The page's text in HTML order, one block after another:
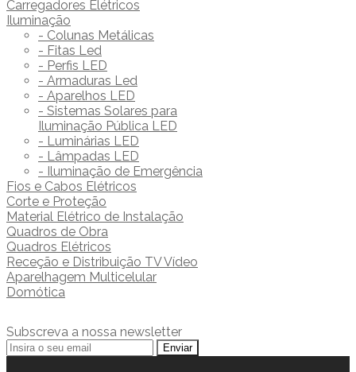
Carregadores Elétricos
Iluminação
- Colunas Metálicas
- Fitas Led
- Perfis LED
- Armaduras Led
- Aparelhos LED
- Sistemas Solares para
Iluminação Pública LED
- Luminárias LED
- Lâmpadas LED
- Iluminação de Emergência
Fios e Cabos Elétricos
Corte e Proteção
Material Elétrico de Instalação
Quadros de Obra
Quadros Elétricos
Receção e Distribuição TV Vídeo
Aparelhagem Multicelular
Domótica
Subscreva a nossa newsletter